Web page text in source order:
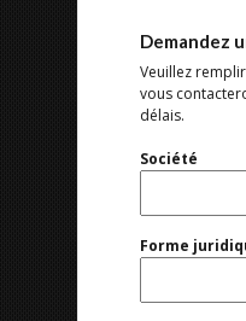
Demandez
Veuillez
vous
délais.
Société
Forme